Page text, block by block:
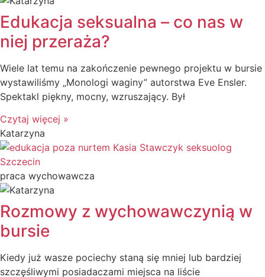
Edukacja seksualna – co nas w
niej przeraża?
Wiele lat temu na zakończenie pewnego projektu w bursie
wystawiliśmy „Monologi waginy” autorstwa Eve Ensler.
Spektakl piękny, mocny, wzruszający. Był
Czytaj więcej »
Katarzyna
praca wychowawcza
Rozmowy z wychowawczynią w
bursie
Kiedy już wasze pociechy staną się mniej lub bardziej
szczęśliwymi posiadaczami miejsca na liście